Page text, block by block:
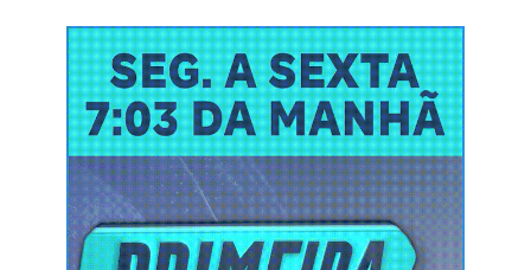
do nível do mar e derretimento da
cobertura de gelo, como o
impacto nos vegetais e na
dinâmica urbana. Em tudo isso ele
vai fornecer informações muito
valiosas para este tipo de
trabalho”, pontuou.